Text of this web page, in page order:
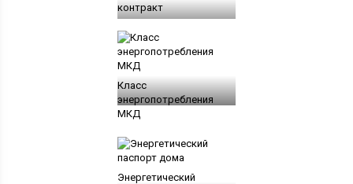
контракт
Класс
энергопотребления
МКД
Энергетический